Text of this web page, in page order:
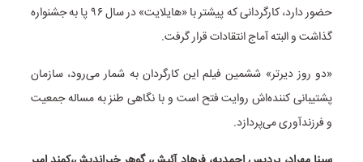
حضور دارد، کارگردانی که پیشتر با «هایلایت» در سال ۹۶ پا به جشنواره
گذاشت و البته آماج انتقادات قرار گرفت.
«دو روز دیرتر» ششمین فیلم این کارگردان به شمار می‌رود، سازمان
پشتیبانی کننده‌اش روایت فتح است و با نگاهی طنز به مساله جمعیت
و فرزندآوری می‌پردازد.